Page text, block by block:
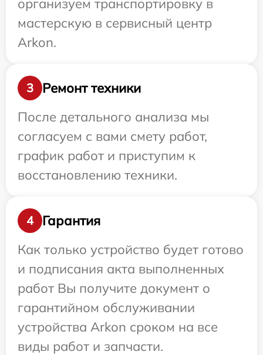
организуем транспортировку в
мастерскую в сервисный центр
Arkon.
3
Ремонт техники
После детального анализа мы
согласуем с вами смету работ,
график работ и приступим к
восстановлению техники.
4
Гарантия
Как только устройство будет готово
и подписания акта выполненных
работ Вы получите документ о
гарантийном обслуживании
устройства Arkon сроком на все
виды работ и запчасти.